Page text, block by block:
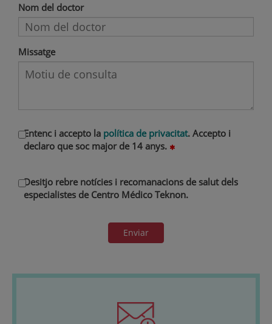
Nom del doctor
Missatge
Entenc i accepto la política de privacitat. Accepto i
declaro que soc major de 14 anys.
Desitjo rebre notícies i recomanacions de salut dels
especialistes de Centro Médico Teknon.
Enviar